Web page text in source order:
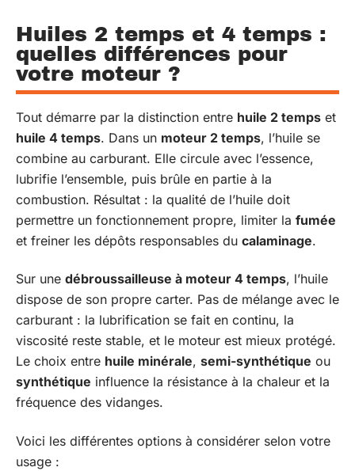
Huiles 2 temps et 4 temps :
quelles différences pour
votre moteur ?
Tout démarre par la distinction entre huile 2 temps et
huile 4 temps. Dans un moteur 2 temps, l’huile se
combine au carburant. Elle circule avec l’essence,
lubrifie l’ensemble, puis brûle en partie à la
combustion. Résultat : la qualité de l’huile doit
permettre un fonctionnement propre, limiter la fumée
et freiner les dépôts responsables du calaminage.
Sur une débroussailleuse à moteur 4 temps, l’huile
dispose de son propre carter. Pas de mélange avec le
carburant : la lubrification se fait en continu, la
viscosité reste stable, et le moteur est mieux protégé.
Le choix entre huile minérale, semi-synthétique ou
synthétique influence la résistance à la chaleur et la
fréquence des vidanges.
Voici les différentes options à considérer selon votre
usage :